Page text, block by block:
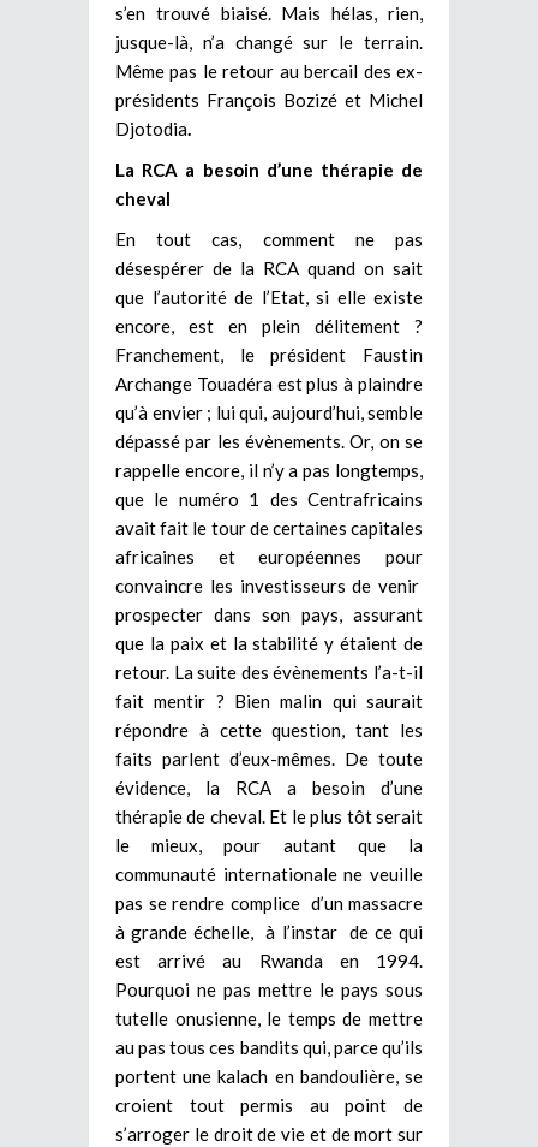
s’en trouvé biaisé. Mais hélas, rien,
jusque-là, n’a changé sur le terrain.
Même pas le retour au bercail des ex-
présidents François Bozizé et Michel
Djotodia
La RCA a besoin d’une thérapie de
cheval
En tout cas, comment ne pas
désespérer de la RCA quand on sait
que l’autorité de l’Etat, si elle existe
encore, est en plein délitement ?
Franchement, le président Faustin
Archange Touadéra est plus à plaindre
qu’à envier ; lui qui, aujourd’hui, semble
dépassé par les évènements. Or, on se
rappelle encore, il n’y a pas longtemps,
que le numéro 1 des Centrafricains
avait fait le tour de certaines capitales
africaines et européennes pour
convaincre les investisseurs de venir
prospecter dans son pays, assurant
que la paix et la stabilité y étaient de
retour. La suite des évènements l’a-t-il
fait mentir ? Bien malin qui saurait
répondre à cette question, tant les
faits parlent d’eux-mêmes. De toute
évidence, la RCA a besoin d’une
thérapie de cheval. Et le plus tôt serait
le mieux, pour autant que la
communauté internationale ne veuille
pas se rendre complice d’un massacre
à grande échelle, à l’instar de ce qui
est arrivé au Rwanda en 1994.
Pourquoi ne pas mettre le pays sous
tutelle onusienne, le temps de mettre
au pas tous ces bandits qui, parce qu’ils
portent une kalach en bandoulière, se
croient tout permis au point de
s’arroger le droit de vie et de mort sur